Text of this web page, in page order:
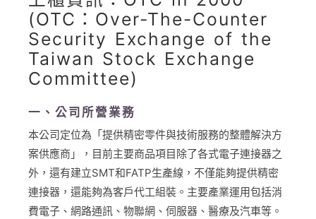
(OTC：Over-The-Counter
Security Exchange of the
Taiwan Stock Exchange
Committee)
一、公司所營業務
本公司定位為「提供精密零件與技術服務的整體解決方
案供應商」，目前主要商品項目除了各式電子連接器之
外，還有建立SMT和FATP生產線，不僅能夠提供精密
連接器，還能夠為客戶代工組裝。主要產業運用包括消
費電子、網路通訊、物聯網、伺服器、醫療及汽車等。